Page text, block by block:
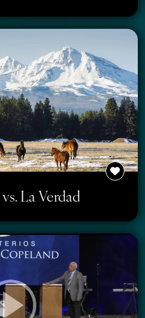
La Verdad